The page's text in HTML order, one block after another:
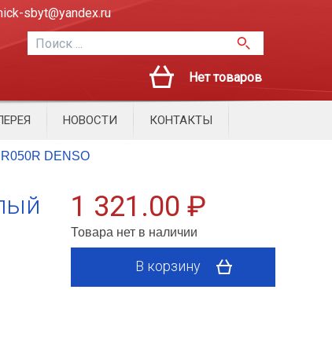
sbyt@yandex.ru
Нет товаров
НОВОСТИ КОНТАКТЫ
DENSO
1 321.00 ₽
Товара нет в наличии
В корзину